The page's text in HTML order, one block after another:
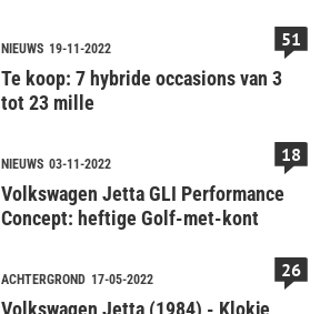
NIEUWS 19-11-2022
Te koop: 7 hybride occasions van 3
tot 23 mille
51
NIEUWS 03-11-2022
Volkswagen Jetta GLI Performance
Concept: heftige Golf-met-kont
18
ACHTERGROND 17-05-2022
Volkswagen Jetta (1984) - Klokje
26